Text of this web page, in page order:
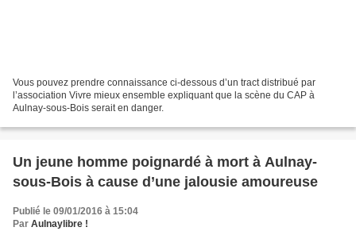
Vous pouvez prendre connaissance ci-dessous d’un tract distribué par
l’association Vivre mieux ensemble expliquant que la scène du CAP à
Aulnay-sous-Bois serait en danger.
Un jeune homme poignardé à mort à Aulnay-
sous-Bois à cause d’une jalousie amoureuse
Publié le 09/01/2016 à 15:04
Par Aulnaylibre !